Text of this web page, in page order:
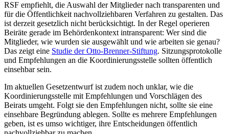
RSF empfiehlt, die Auswahl der Mitglieder nach transparenten und
für die Öffentlichkeit nachvollziehbaren Verfahren zu gestalten. Das
ist derzeit gesetzlich nicht berücksichtigt. In der Regel operieren
Beiräte gerade im Behördenkontext intransparent: Wer sind die
Mitglieder, wie wurden sie ausgewählt und wie arbeiten sie genau?
Das zeigt eine Studie der Otto-Brenner-Stiftung. Sitzungsprotokolle
und Empfehlungen an die Koordinierungsstelle sollten öffentlich
einsehbar sein.
Im aktuellen Gesetzentwurf ist zudem noch unklar, wie die
Koordinierungsstelle mit Empfehlungen und Vorschlägen des
Beirats umgeht. Folgt sie den Empfehlungen nicht, sollte sie eine
einsehbare Begründung ablegen. Sollte es mehrere Empfehlungen
geben, ist es umso wichtiger, ihre Entscheidungen öffentlich